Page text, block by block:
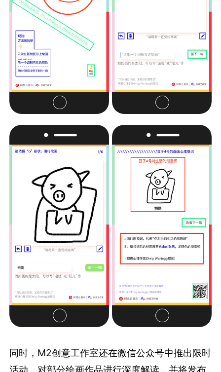
同时，M2创意工作室还在微信公众号中推出限时
活动，对部分绘画作品进行深度解读，并将发布